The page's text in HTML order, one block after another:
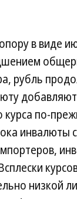
в виде
рубль
курса по-
инвалюты
низкой